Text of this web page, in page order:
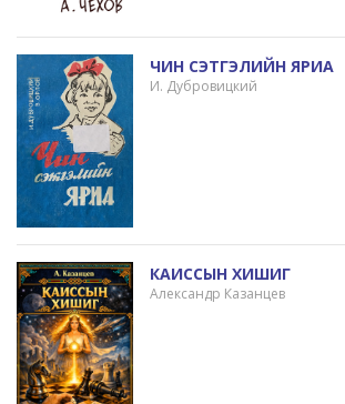
ЧИН СЭТГЭЛИЙН ЯРИА
И. Дубровицкий
КАИССЫН ХИШИГ
Александр Казанцев